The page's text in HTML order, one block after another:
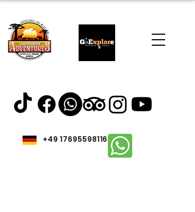
+49 17695598116